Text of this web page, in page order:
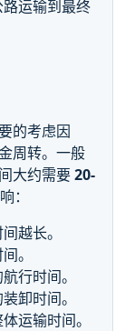
运输到最终
的考虑因
周转。一般
大约需要20-
：
越长。
。
行时间。
卸时间。
运输时间。